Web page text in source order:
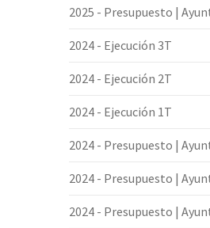
2025 - Presupuesto |
2024 - Ejecución 3T
2024 - Ejecución 2T
2024 - Ejecución 1T
2024 - Presupuesto |
2024 - Presupuesto |
2024 - Presupuesto |